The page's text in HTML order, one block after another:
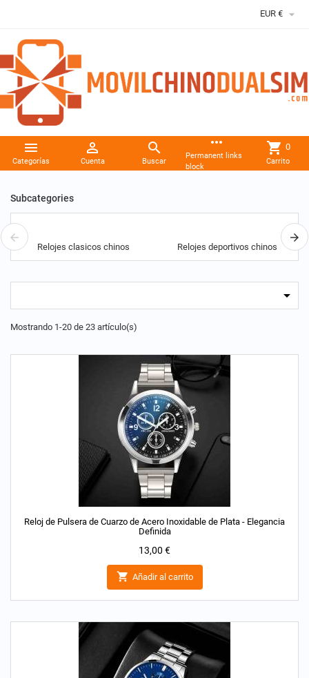
EUR € 

Categorías

Cuenta

Buscar
more_horiz
Permanent links
block
shopping_cart 0
Carrito
Subcategories
Relojes clasicos chinos Relojes deportivos chinos

Mostrando 1-20 de 23 artículo(s)
Reloj de Pulsera de Cuarzo de Acero Inoxidable de Plata - Elegancia
Definida
Precio
13,00 €
 Añadir al carrito